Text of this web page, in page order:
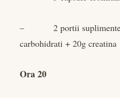
– 2 portii suplimente
carbohidrati + 20g creatina
Ora 20